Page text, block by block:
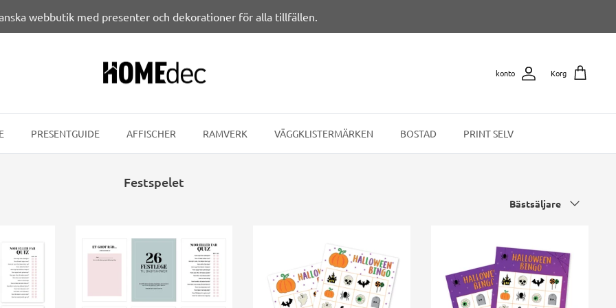
webbutik med presenter och dekorationer för alla tillfällen.
konto Korg
PRESENTGUIDE AFFISCHER RAMVERK VÄGGKLISTERMÄRKEN BOSTAD PRINT SELV
Festspelet
efter
Bästsäljare